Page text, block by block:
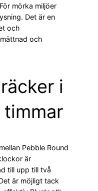
mörka miljöer
Det är en
och
och
i
Pebble Round
är
till upp till två
är möjligt tack